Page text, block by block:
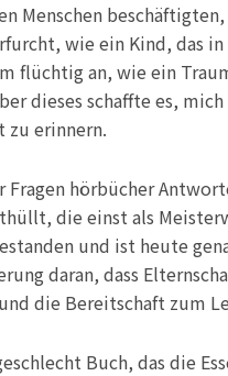
Menschen
wie ein Kind, das
flüchtig an, wie ein
dieses schaffte es,
erinnern.
hörbücher
die einst als
und ist heute
daran, dass
die Bereitschaft zum
Buch, das die